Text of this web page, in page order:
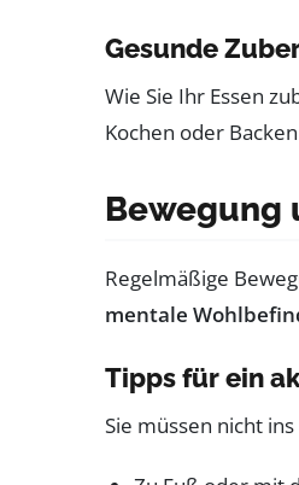
Gesunde
Wie Sie Ihr Essen
Kochen oder
Bewegung
Regelmäßige
mentale
Tipps für ein
Sie müssen nicht